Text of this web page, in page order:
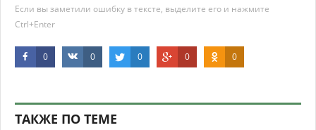
Если вы заметили ошибку в тексте, выделите его и нажмите
Ctrl+Enter
0 0 0 0 0
ТАКЖЕ ПО ТЕМЕ